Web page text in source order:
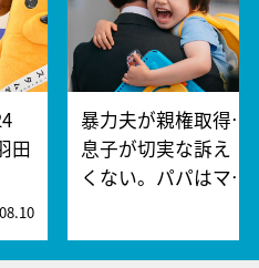
田
暴力夫が親権取得…
息子が切実な訴え「
くない。パパはマ…